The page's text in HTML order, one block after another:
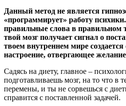
Данный метод не является
«программирует» работу
правильные слова в правильном
твой мозг получает сигнал о
твоем внутреннем мире создается
настроение, отвергающее
Садясь на диету, главное –
подготавливаешь мозг, на то что в
перемены, и ты не сорвешься с
справится с поставленной задачей.